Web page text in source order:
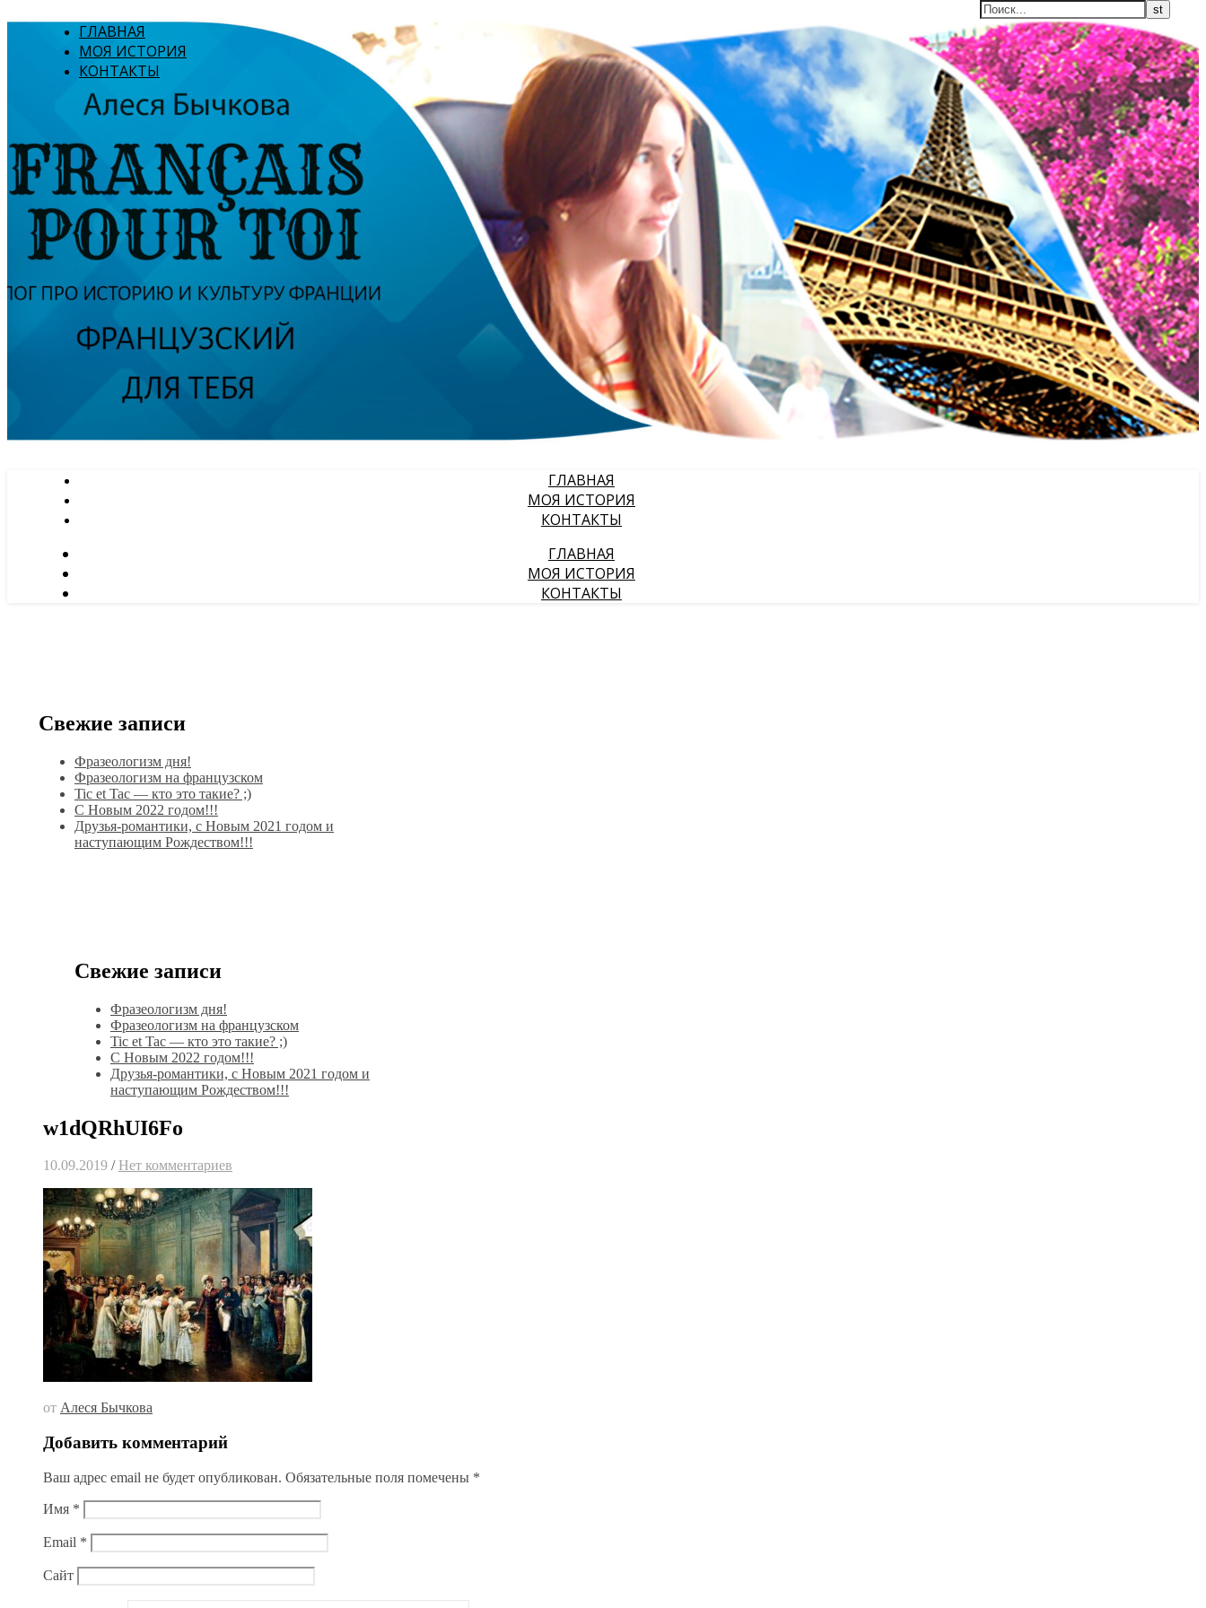
ГЛАВНАЯ
МОЯ ИСТОРИЯ
КОНТАКТЫ
ГЛАВНАЯ
МОЯ ИСТОРИЯ
КОНТАКТЫ
ГЛАВНАЯ
МОЯ ИСТОРИЯ
КОНТАКТЫ
Свежие записи
Фразеологизм дня!
Фразеологизм на французском
Tic et Tac — кто это такие? ;)
С Новым 2022 годом!!!
Друзья-романтики, с Новым 2021 годом и
наступающим Рождеством!!!
Свежие записи
Фразеологизм дня!
Фразеологизм на французском
Tic et Tac — кто это такие? ;)
С Новым 2022 годом!!!
Друзья-романтики, с Новым 2021 годом и
наступающим Рождеством!!!
w1dQRhUI6Fo
10.09.2019 / Нет комментариев
от Алеся Бычкова
Добавить комментарий
Ваш адрес email не будет опубликован. Обязательные поля помечены *
Имя *
Email *
Сайт